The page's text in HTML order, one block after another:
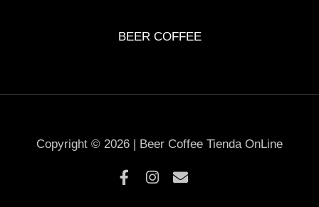
BEER COFFEE
Copyright © 2026 | Beer Coffee Tienda OnLine